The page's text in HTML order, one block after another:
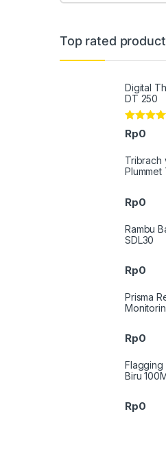
Top rated
Digital
DT 250
Rated
out of 5
Rp0
Tribrach
Rp0
Rambu
SDL30
Rp0
Prisma
Rp0
Flagging
Biru
Rp0